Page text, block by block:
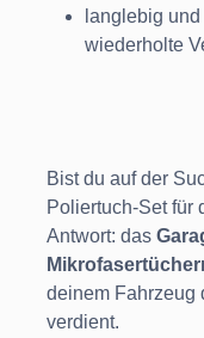
langlebig
wiederholte
Bist du auf der
Poliertuch-Set für
Antwort: das
deinem Fahrzeug
verdient.